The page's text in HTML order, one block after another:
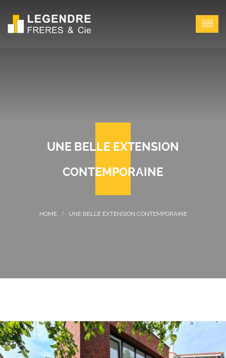
UNE BELLE EXTENSION
CONTEMPORAINE
UNE BELLE EXTENSION CONTEMPORAINE